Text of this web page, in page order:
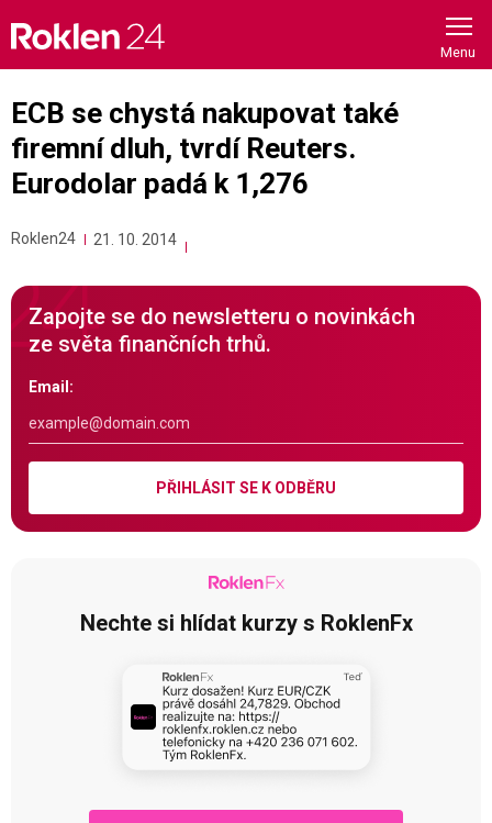
content
ECB se chystá nakupovat také
firemní dluh, tvrdí Reuters.
Eurodolar padá k 1,276
Roklen24 21. 10. 2014
Zapojte se do newsletteru o novinkách
ze světa finančních trhů.
Email:
PŘIHLÁSIT SE K ODBĚRU
Nechte si hlídat kurzy s RoklenFx